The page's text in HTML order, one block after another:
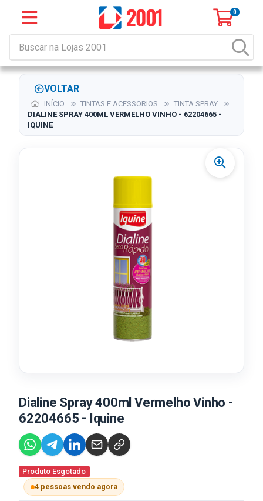
0
VOLTAR
INÍCIO TINTAS E ACESSORIOS
TINTA SPRAY
DIALINE SPRAY 400ML VERMELHO VINHO - 62204665 -
IQUINE
Dialine Spray 400ml Vermelho Vinho -
62204665 - Iquine
Produto Esgotado
4 pessoas vendo agora